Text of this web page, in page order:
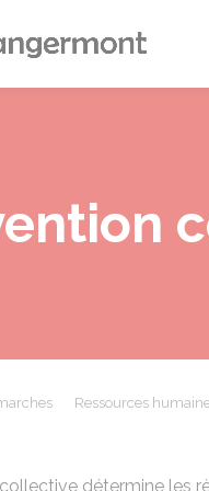
Ressources
détermine les